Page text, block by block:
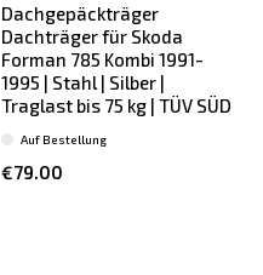
Dachgepäckträger
Dachträger für Skoda
Forman 785 Kombi 1991-
1995 | Stahl | Silber |
Traglast bis 75 kg | TÜV SÜD
€79.00
Auf Bestellung